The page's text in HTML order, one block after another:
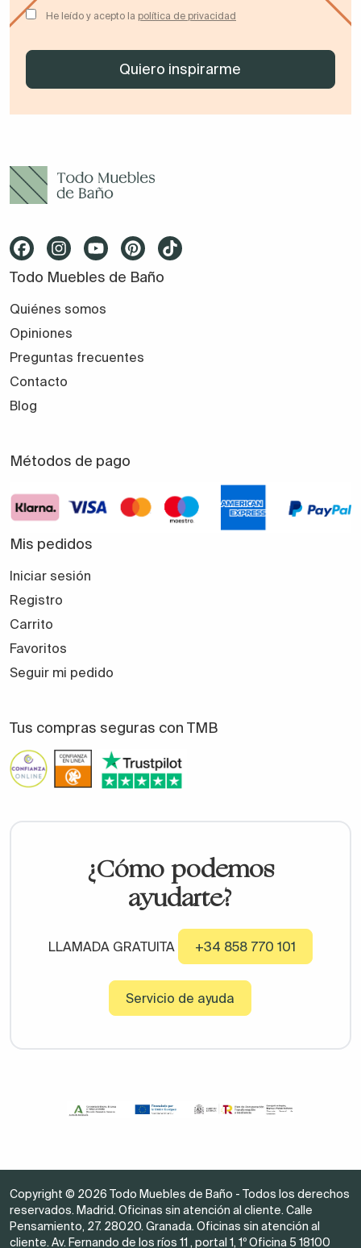
He leído y acepto la política de privacidad
Todo Muebles de Baño
Quiénes somos
Opiniones
Preguntas frecuentes
Contacto
Blog
Métodos de pago
Mis pedidos
Iniciar sesión
Registro
Carrito
Favoritos
Seguir mi pedido
Tus compras seguras con TMB
¿Cómo podemos
ayudarte?
LLAMADA GRATUITA +34 858 770 101
Servicio de ayuda
Copyright © 2026 Todo Muebles de Baño - Todos los derechos
reservados. Madrid. Oficinas sin atención al cliente. Calle
Pensamiento, 27. 28020. Granada. Oficinas sin atención al
cliente. Av. Fernando de los ríos 11 , portal 1, 1º Oficina 5 18100